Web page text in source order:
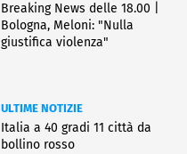
Breaking News delle 18.00 |
Bologna, Meloni: "Nulla
giustifica violenza"
ULTIME NOTIZIE
Italia a 40 gradi 11 città da
bollino rosso